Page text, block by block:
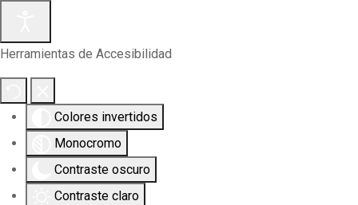
Herramientas de Accesibilidad
Colores invertidos
Monocromo
Contraste oscuro
Contraste claro